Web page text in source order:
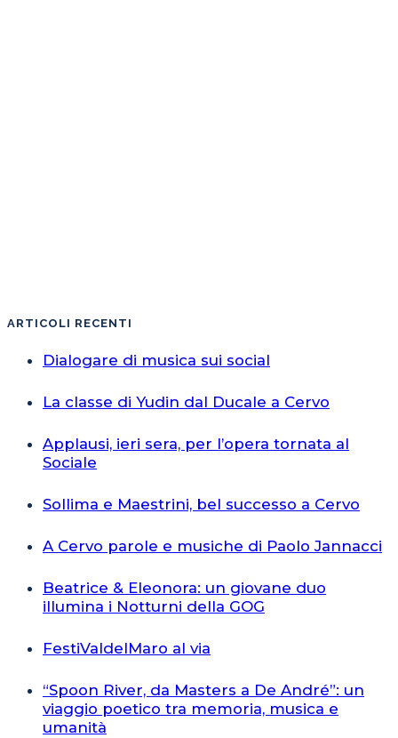
ARTICOLI RECENTI
Dialogare di musica sui social
La classe di Yudin dal Ducale a Cervo
Applausi, ieri sera, per l’opera tornata al
Sociale
Sollima e Maestrini, bel successo a Cervo
A Cervo parole e musiche di Paolo Jannacci
Beatrice & Eleonora: un giovane duo
illumina i Notturni della GOG
FestiValdelMaro al via
“Spoon River, da Masters a De André”: un
viaggio poetico tra memoria, musica e
umanità